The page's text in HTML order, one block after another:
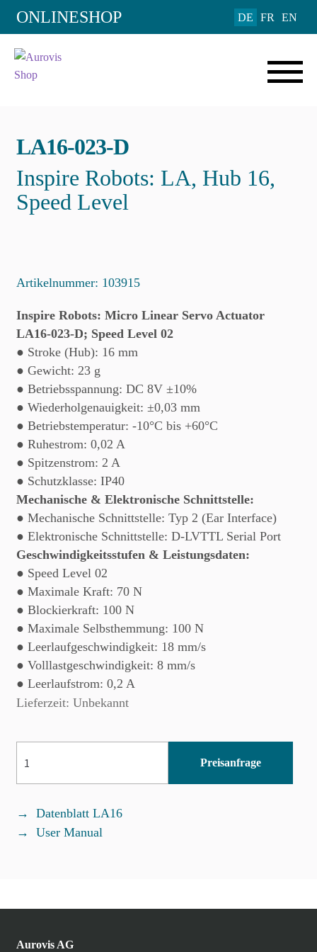
ONLINESHOP DE FR EN
LA16-023-D
Inspire Robots: LA, Hub 16,
Speed Level
Add to Wishlist
Artikelnummer: 103915
Inspire Robots: Micro Linear Servo Actuator
LA16-023-D; Speed Level 02
● Stroke (Hub): 16 mm
● Gewicht: 23 g
● Betriebsspannung: DC 8V ±10%
● Wiederholgenauigkeit: ±0,03 mm
● Betriebstemperatur: -10°C bis +60°C
● Ruhestrom: 0,02 A
● Spitzenstrom: 2 A
● Schutzklasse: IP40
Mechanische & Elektronische Schnittstelle:
● Mechanische Schnittstelle: Typ 2 (Ear Interface)
● Elektronische Schnittstelle: D-LVTTL Serial Port
Geschwindigkeitsstufen & Leistungsdaten:
● Speed Level 02
● Maximale Kraft: 70 N
● Blockierkraft: 100 N
● Maximale Selbsthemmung: 100 N
● Leerlaufgeschwindigkeit: 18 mm/s
● Volllastgeschwindigkeit: 8 mm/s
● Leerlaufstrom: 0,2 A
Lieferzeit: Unbekannt
023-
D
Preisanfrage
Datenblatt LA16
User Manual
Aurovis AG